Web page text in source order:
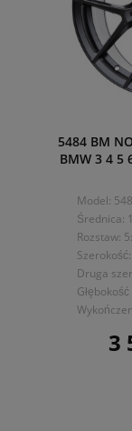
5484 BM
BMW 3 4 5
Model:
Średnica:
Rozstaw:
Druga
3